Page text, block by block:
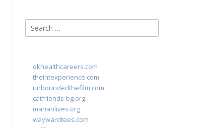
Search
for:
okhealthcareers.com
theintexperience.com
unboundedthefilm.com
catfriends-bg.org
marianlives.org
waywardtees.com